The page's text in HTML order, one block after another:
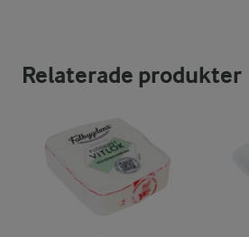
Relaterade produkter